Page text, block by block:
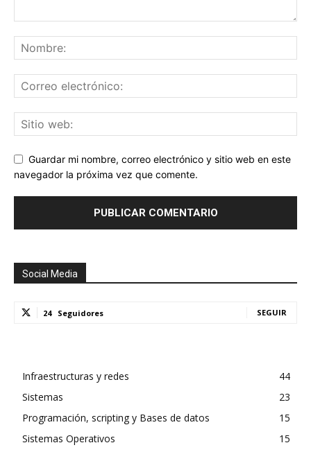
Guardar mi nombre, correo electrónico y sitio web en este
navegador la próxima vez que comente.
Social Media
24 Seguidores SEGUIR
Infraestructuras y redes
44
Sistemas
23
Programación, scripting y Bases de datos
15
Sistemas Operativos
15